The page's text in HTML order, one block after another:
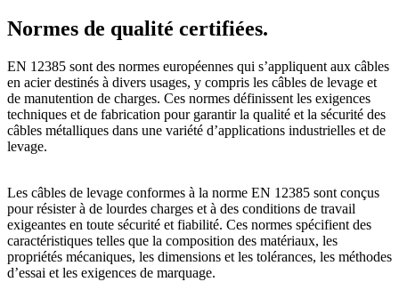
Normes de qualité certifiées.
EN 12385 sont des normes européennes qui s’appliquent aux câbles
en acier destinés à divers usages, y compris les câbles de levage et
de manutention de charges. Ces normes définissent les exigences
techniques et de fabrication pour garantir la qualité et la sécurité des
câbles métalliques dans une variété d’applications industrielles et de
levage.
Les câbles de levage conformes à la norme EN 12385 sont conçus
pour résister à de lourdes charges et à des conditions de travail
exigeantes en toute sécurité et fiabilité. Ces normes spécifient des
caractéristiques telles que la composition des matériaux, les
propriétés mécaniques, les dimensions et les tolérances, les méthodes
d’essai et les exigences de marquage.